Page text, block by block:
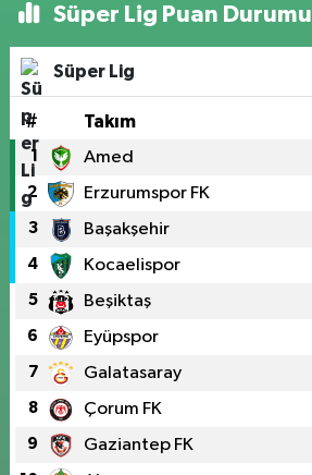
Süper Lig Puan Durumu
Süper Lig
# Takım
1 Amed
2 Erzurumspor FK
3 Başakşehir
4 Kocaelispor
5 Beşiktaş
6 Eyüpspor
7 Galatasaray
8 Çorum FK
9 Gaziantep FK